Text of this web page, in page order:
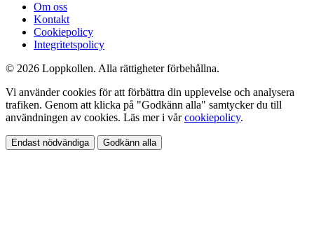
Om oss
Kontakt
Cookiepolicy
Integritetspolicy
© 2026 Loppkollen. Alla rättigheter förbehållna.
Vi använder cookies för att förbättra din upplevelse och analysera
trafiken. Genom att klicka på "Godkänn alla" samtycker du till
användningen av cookies. Läs mer i vårcookiepolicy.
Endast nödvändiga Godkänn alla